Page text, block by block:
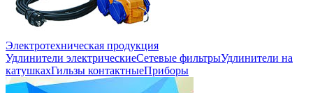
Электротехническая продукция
Удлинители электрическиеСетевые фильтрыУдлинители на
катушкахГильзы контактныеПриборы